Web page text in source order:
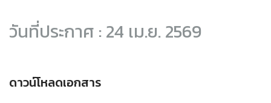
วันที่ประกาศ : 24 เม.ย. 2569
ดาวน์โหลดเอกสาร